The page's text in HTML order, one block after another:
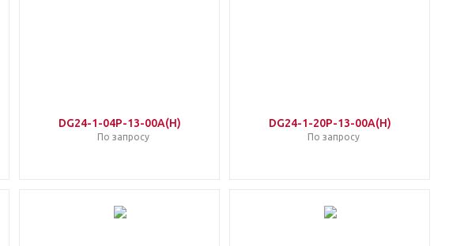
DG24-1-04P-13-00A(H)
По запросу
DG24-1-20P-13-00A(H)
По запросу